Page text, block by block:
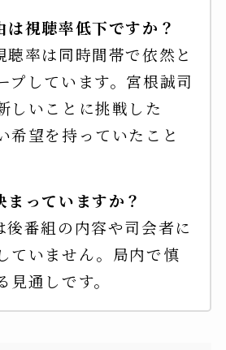
は視聴率低下ですか？
率は同時間帯で依然と
プしています。宮根誠司
しいことに挑戦した
希望を持っていたこと
っていますか？
後番組の内容や司会者に
ていません。局内で慎
通しです。